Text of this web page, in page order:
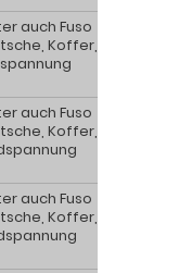
auch Fuso
Koffer,
auch Fuso
Koffer,
auch Fuso
Koffer,